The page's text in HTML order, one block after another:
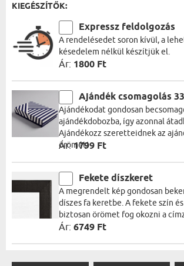
KIEGÉSZÍTŐK:
Expressz feldolgozás
A rendelésedet soron kívül, a
késedelem nélkül készítjük el.
Ár: 1800 Ft
Ajándék csomagolás
Ajándékodat gondosan
ajándékdobozba, így azonnal
Ajándékozz szeretteidnek az
örömét!
Ár:1799 Ft
Fekete díszkeret
A megrendelt kép gondosan
díszes fa keretbe. A fekete szín
biztosan örömet fog okozni a
Ár: 6749 Ft